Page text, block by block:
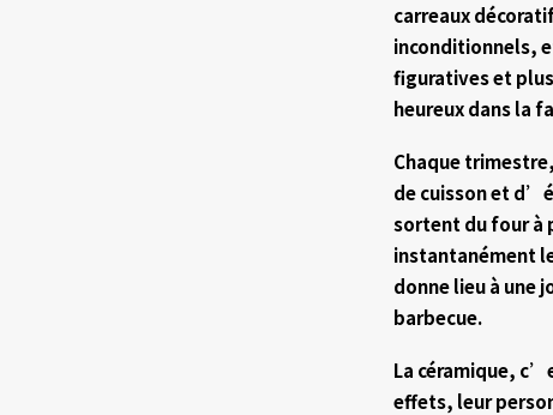
carreaux
inconditionnels,
figuratives et
heureux dans la
Chaque
de cuisson et
sortent du four à
instantanément
donne lieu à
barbecue.
La céramique,
effets, leur